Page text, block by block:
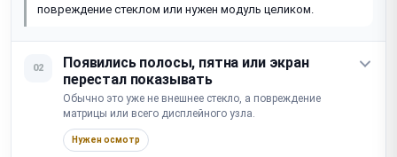
повреждение стеклом или нужен модуль целиком.
02
Появились полосы, пятна или экран
перестал показывать
Обычно это уже не внешнее стекло, а повреждение
матрицы или всего дисплейного узла.
Нужен осмотр